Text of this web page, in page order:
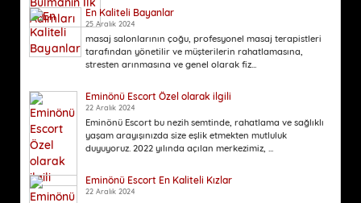
En Kaliteli Bayanlar
25 Aralık 2024
masaj salonlarının çoğu, profesyonel masaj terapistleri
tarafından yönetilir ve müşterilerin rahatlamasına,
stresten arınmasına ve genel olarak fiz...
Eminönü Escort Özel olarak ilgili
22 Aralık 2024
Eminönü Escort bu nezih semtinde, rahatlama ve sağlıklı
yaşam arayışınızda size eşlik etmekten mutluluk
duyuyoruz. 2022 yılında açılan merkezimiz, ...
Eminönü Escort En Kaliteli Kızlar
22 Aralık 2024